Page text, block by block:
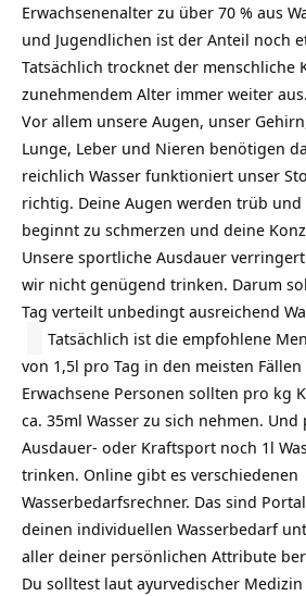
Erwachsenenalter zu über 70 % aus
und Jugendlichen ist der Anteil noch
Tatsächlich trocknet der menschliche
zunehmendem Alter immer weiter aus.
Vor allem unsere Augen, unser
Lunge, Leber und Nieren benötigen
reichlich Wasser funktioniert unser
richtig. Deine Augen werden trüb
beginnt zu schmerzen und deine
Unsere sportliche Ausdauer
wir nicht genügend trinken. Darum
Tag verteilt unbedingt ausreichend
Tatsächlich ist die empfohlene
von 1,5l pro Tag in den meisten
Erwachsene Personen sollten pro kg
ca. 35ml Wasser zu sich nehmen.
Ausdauer- oder Kraftsport noch 1l
trinken. Online gibt es verschiedenen
Wasserbedarfsrechner. Das sind
deinen individuellen Wasserbedarf
aller deiner persönlichen Attribute
Du solltest laut ayurvedischer